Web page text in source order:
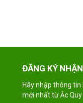
ĐĂNG KÝ
Hãy nhập thông
mới nhất từ Ắc